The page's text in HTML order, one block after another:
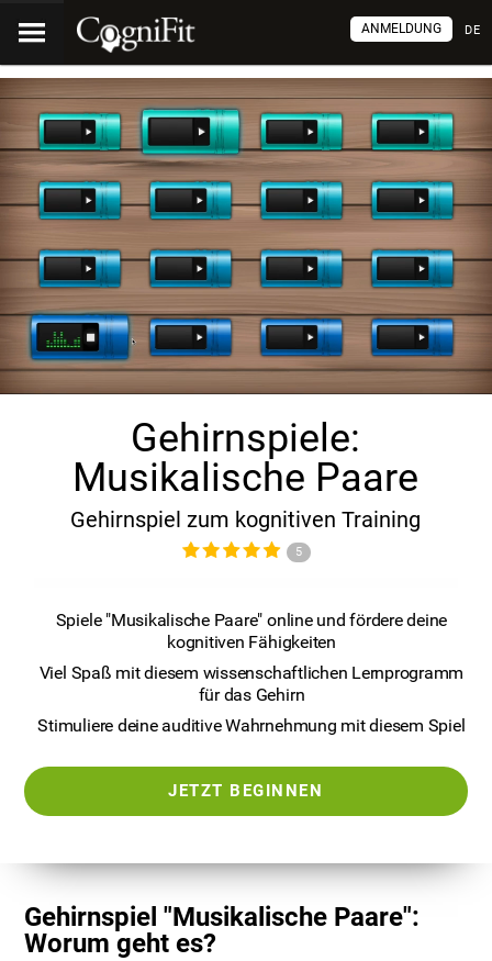
DE
ANMELDUNG
Gehirnspiele:
Musikalische Paare
Gehirnspiel zum kognitiven Training
5
Spiele "Musikalische Paare" online und fördere deine
kognitiven Fähigkeiten
Viel Spaß mit diesem wissenschaftlichen Lernprogramm
für das Gehirn
Stimuliere deine auditive Wahrnehmung mit diesem Spiel
JETZT BEGINNEN
Gehirnspiel "Musikalische Paare":
Worum geht es?